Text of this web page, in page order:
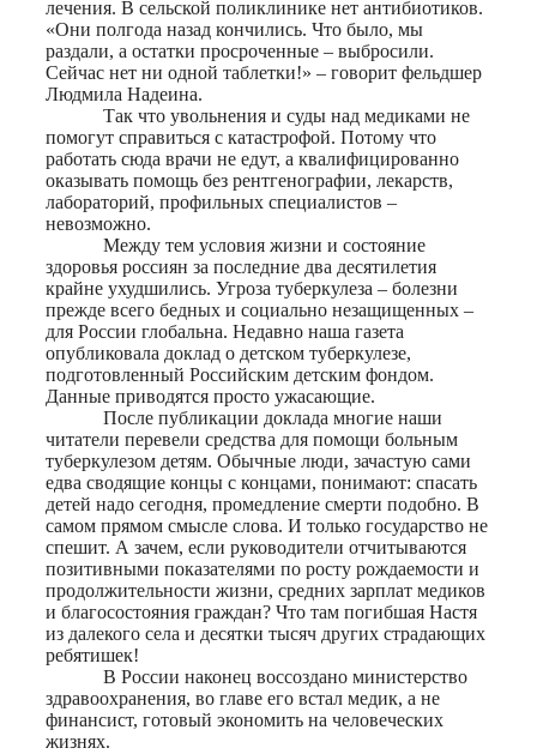
лечения. В сельской поликлинике нет антибиотиков.
«Они полгода назад кончились. Что было, мы
раздали, а остатки просроченные – выбросили.
Сейчас нет ни одной таблетки!» – говорит фельдшер
Людмила Надеина.
Так что увольнения и суды над медиками не
помогут справиться с катастрофой. Потому что
работать сюда врачи не едут, а квалифицированно
оказывать помощь без рентгенографии, лекарств,
лабораторий, профильных специалистов –
невозможно.
Между тем условия жизни и состояние
здоровья россиян за последние два десятилетия
крайне ухудшились. Угроза туберкулеза – болезни
прежде всего бедных и социально незащищенных –
для России глобальна. Недавно наша газета
опубликовала доклад о детском туберкулезе,
подготовленный Российским детским фондом.
Данные приводятся просто ужасающие.
После публикации доклада многие наши
читатели перевели средства для помощи больным
туберкулезом детям. Обычные люди, зачастую сами
едва сводящие концы с концами, понимают: спасать
детей надо сегодня, промедление смерти подобно. В
самом прямом смысле слова. И только государство не
спешит. А зачем, если руководители отчитываются
позитивными показателями по росту рождаемости и
продолжительности жизни, средних зарплат медиков
и благосостояния граждан? Что там погибшая Настя
из далекого села и десятки тысяч других страдающих
ребятишек!
В России наконец воссоздано министерство
здравоохранения, во главе его встал медик, а не
финансист, готовый экономить на человеческих
жизнях.